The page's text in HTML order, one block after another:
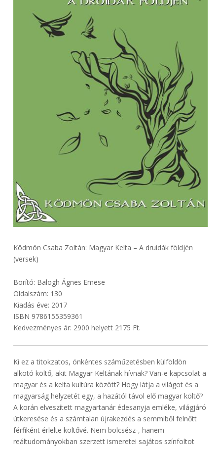
Ködmön Csaba Zoltán: Magyar Kelta – A druidák földjén
(versek)
Borító: Balogh Ágnes Emese
Oldalszám: 130
Kiadás éve: 2017
ISBN 9786155359361
Kedvezményes ár: 2900 helyett 2175 Ft.
Ki ez a titokzatos, önkéntes száműzetésben külföldön
alkotó költő, akit Magyar Keltának hívnak? Van-e kapcsolat a
magyar és a kelta kultúra között? Hogy látja a világot és a
magyarság helyzetét egy, a hazától távol elő magyar költő?
A korán elveszített magyartanár édesanyja emléke, világjáró
útkeresése és a számtalan újrakezdés a semmiből felnőtt
férfiként érlelte költővé. Nem bölcsész-, hanem
reáltudományokban szerzett ismeretei sajátos színfoltot